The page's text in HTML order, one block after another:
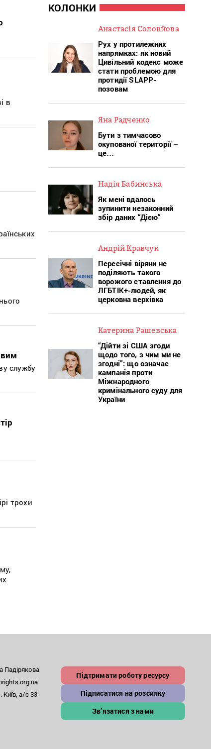
в
службу
трохи
КОЛОНКИ
Анастасія Соловйова
Рух у протилежних
напрямках: як новий
Цивільний кодекс може
стати проблемою для
протидії SLAPP-
позовам
Яна Радченко
Бути з тимчасово
окупованої території –
це…
Надія Бабинська
Як мені вдалось
зупинити незаконний
збір даних “Дією”
Андрій Кравчук
Пересічні віряни не
поділяють такого
ворожого ставлення до
ЛГБТІК+-людей, як
церковна верхівка
Катерина Рашевська
“Дійти зі США згоди
щодо того, з чим ми не
згодні”: що означає
кампанія проти
Міжнародного
кримінального суду для
України
Падірякова
Київ, а/с 33
Підтримати роботу ресурсу
Підписатися на розсилку
Зв’язатися з нами